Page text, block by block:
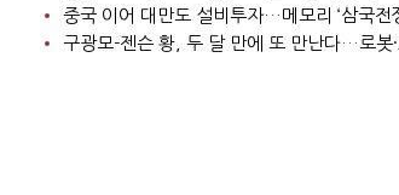
중국 이어 대만도 설비투자…메모리 ‘삼국전
구광모-젠슨 황, 두 달 만에 또 만난다…로봇